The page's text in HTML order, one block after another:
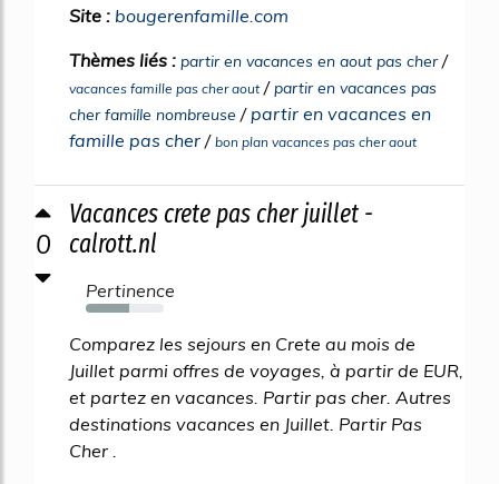
Site : bougerenfamille.com
Thèmes liés : partir en vacances en aout pas cher/
vacances famille pas cher aout/partir en vacances pas
cher famille nombreuse / partir en vacances en
famille pas cher / bon plan vacances pas cher aout
0
Vacances crete pas cher juillet -
calrott.nl
Pertinence
55%
Comparez les sejours en Crete au mois de
Juillet parmi offres de voyages, à partir de EUR,
et partez en vacances. Partir pas cher. Autres
destinations vacances en Juillet. Partir Pas
Cher .